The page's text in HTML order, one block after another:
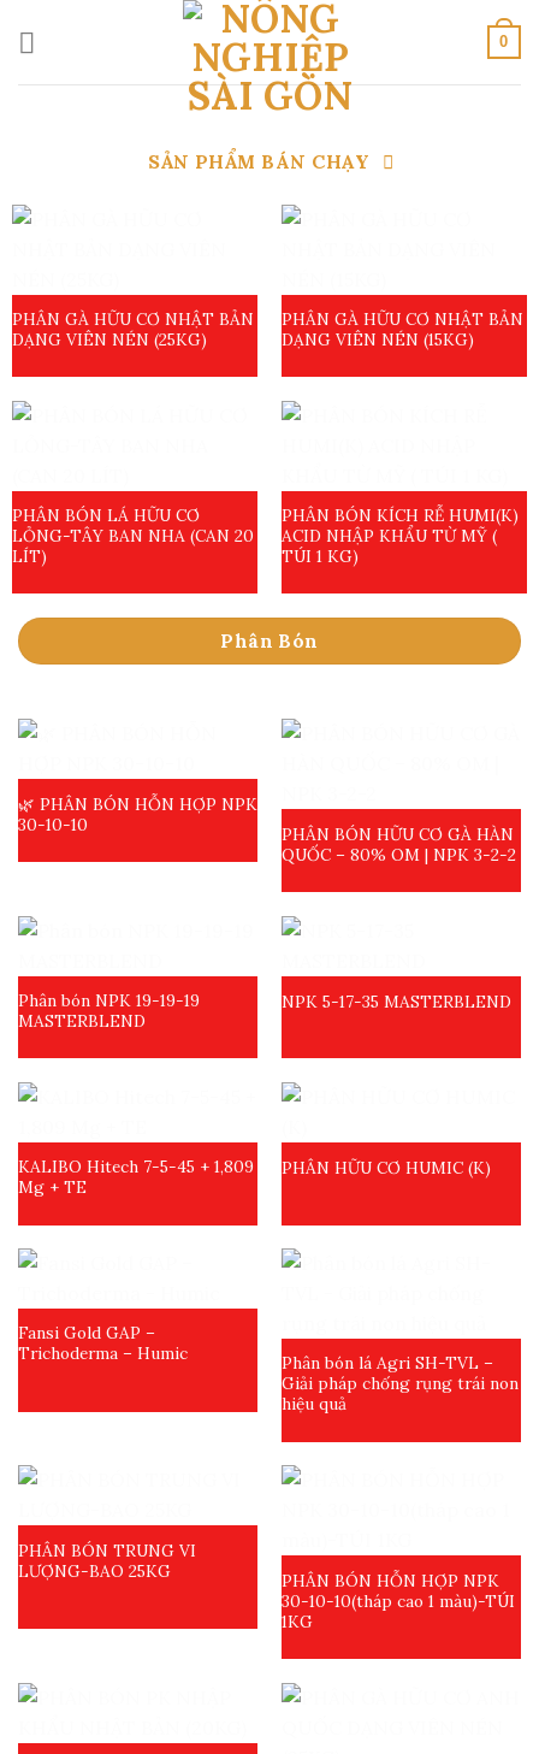
0
SẢN PHẨM BÁN CHẠY
PHÂN GÀ HỮU CƠ NHẬT BẢN
DẠNG VIÊN NÉN (25KG)
PHÂN GÀ HỮU CƠ NHẬT BẢN
DẠNG VIÊN NÉN (15KG)
PHÂN BÓN LÁ HỮU CƠ
LỎNG-TÂY BAN NHA (CAN 20
LÍT)
PHÂN BÓN KÍCH RỄ HUMI(K)
ACID NHẬP KHẨU TỪ MỸ (
TÚI 1 KG)
Phân Bón
🌿 PHÂN BÓN HỖN HỢP NPK
30-10-10
PHÂN BÓN HỮU CƠ GÀ HÀN
QUỐC – 80% OM | NPK 3-2-2
Phân bón NPK 19-19-19
MASTERBLEND
NPK 5-17-35 MASTERBLEND
KALIBO Hitech 7-5-45 + 1,809
Mg + TE
PHÂN HỮU CƠ HUMIC (K)
Fansi Gold GAP –
Trichoderma – Humic
Phân bón lá Agri SH-TVL –
Giải pháp chống rụng trái non
hiệu quả
PHÂN BÓN TRUNG VI
LƯỢNG-BAO 25KG
PHÂN BÓN HỖN HỢP NPK
30-10-10(tháp cao 1 màu)-TÚI
1KG